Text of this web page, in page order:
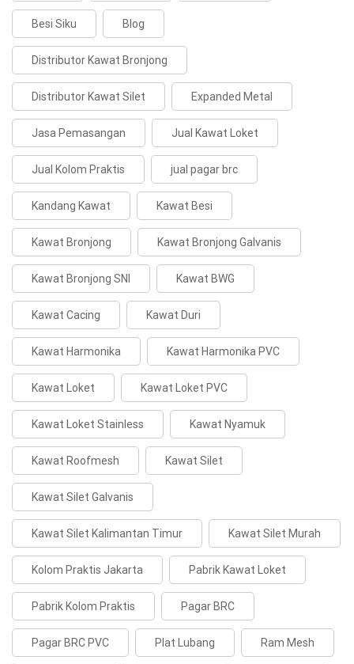
Besi Siku Blog
Distributor Kawat Bronjong
Distributor Kawat Silet Expanded Metal
Jasa Pemasangan Jual Kawat Loket
Jual Kolom Praktis jual pagar brc
Kandang Kawat Kawat Besi
Kawat Bronjong Kawat Bronjong Galvanis
Kawat Bronjong SNI Kawat BWG
Kawat Cacing Kawat Duri
Kawat Harmonika Kawat Harmonika PVC
Kawat Loket Kawat Loket PVC
Kawat Loket Stainless Kawat Nyamuk
Kawat Roofmesh Kawat Silet
Kawat Silet Galvanis
Kawat Silet Kalimantan Timur Kawat Silet Murah
Kolom Praktis Jakarta Pabrik Kawat Loket
Pabrik Kolom Praktis Pagar BRC
Pagar BRC PVC Plat Lubang Ram Mesh